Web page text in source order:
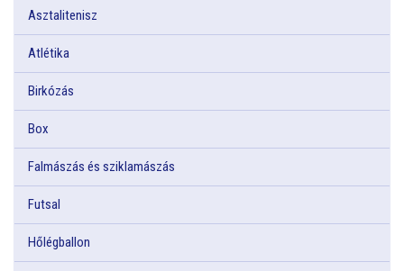
Asztalitenisz
Atlétika
Birkózás
Box
Falmászás és sziklamászás
Futsal
Hőlégballon